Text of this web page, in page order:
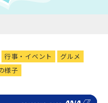
行事・イベント
グルメ
様子